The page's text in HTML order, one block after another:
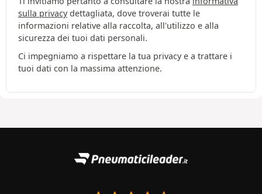
sulla privacydettagliata, dove troverai tutte le
informazioni relative alla raccolta, all'utilizzo e alla
sicurezza dei tuoi dati personali.
Ci impegniamo a rispettare la tua privacy e a trattare i
tuoi dati con la massima attenzione.